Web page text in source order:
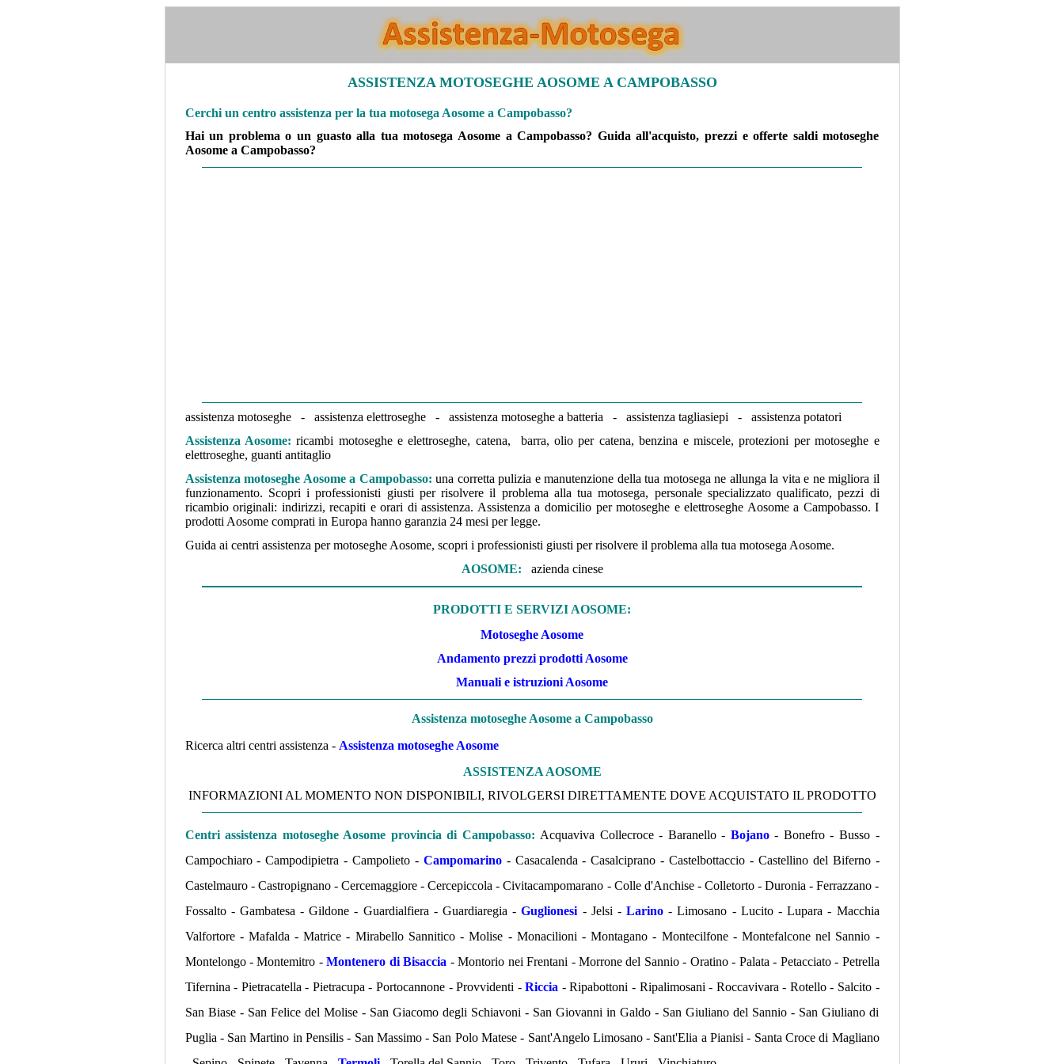
ASSISTENZA MOTOSEGHE AOSOME A CAMPOBASSO
Cerchi un centro assistenza per la tua motosega Aosome a Campobasso?
Hai un problema o un guasto alla tua motosega Aosome a Campobasso? Guida all'acquisto, prezzi e offerte saldi motoseghe
Aosome a Campobasso?
assistenza motoseghe - assistenza elettroseghe - assistenza motoseghe a batteria - assistenza tagliasiepi - assistenza potatori
Assistenza Aosome: ricambi motoseghe e elettroseghe, catena, barra, olio per catena, benzina e miscele, protezioni per motoseghe e
elettroseghe, guanti antitaglio
Assistenza motoseghe Aosome a Campobasso: una corretta pulizia e manutenzione della tua motosega ne allunga la vita e ne migliora il
funzionamento. Scopri i professionisti giusti per risolvere il problema alla tua motosega, personale specializzato qualificato, pezzi di
ricambio originali: indirizzi, recapiti e orari di assistenza. Assistenza a domicilio per motoseghe e elettroseghe Aosome a Campobasso. I
prodotti Aosome comprati in Europa hanno garanzia 24 mesi per legge.
Guida ai centri assistenza per motoseghe Aosome, scopri i professionisti giusti per risolvere il problema alla tua motosega Aosome.
AOSOME: azienda cinese
PRODOTTI E SERVIZI AOSOME:
Motoseghe Aosome
Andamento prezzi prodotti Aosome
Manuali e istruzioni Aosome
Assistenza motoseghe Aosome a Campobasso
Ricerca altri centri assistenza - Assistenza motoseghe Aosome
ASSISTENZA AOSOME
INFORMAZIONI AL MOMENTO NON DISPONIBILI, RIVOLGERSI DIRETTAMENTE DOVE ACQUISTATO IL PRODOTTO
Centri assistenza motoseghe Aosome provincia di Campobasso: Acquaviva Collecroce - Baranello - Bojano- Bonefro - Busso -
Campochiaro - Campodipietra - Campolieto - Campomarino- Casacalenda - Casalciprano - Castelbottaccio - Castellino del Biferno -
Castelmauro - Castropignano - Cercemaggiore - Cercepiccola - Civitacampomarano - Colle d'Anchise - Colletorto - Duronia - Ferrazzano -
Fossalto - Gambatesa - Gildone - Guardialfiera - Guardiaregia -Guglionesi - Jelsi -Larino - Limosano - Lucito - Lupara - Macchia
Valfortore - Mafalda - Matrice - Mirabello Sannitico - Molise - Monacilioni - Montagano - Montecilfone - Montefalcone nel Sannio -
Montelongo - Montemitro -Montenero di Bisaccia - Montorio nei Frentani - Morrone del Sannio - Oratino - Palata - Petacciato - Petrella
Tifernina - Pietracatella - Pietracupa - Portocannone - Provvidenti -Riccia - Ripabottoni - Ripalimosani - Roccavivara - Rotello - Salcito -
San Biase - San Felice del Molise - San Giacomo degli Schiavoni - San Giovanni in Galdo - San Giuliano del Sannio - San Giuliano di
Puglia - San Martino in Pensilis - San Massimo - San Polo Matese - Sant'Angelo Limosano - Sant'Elia a Pianisi - Santa Croce di Magliano